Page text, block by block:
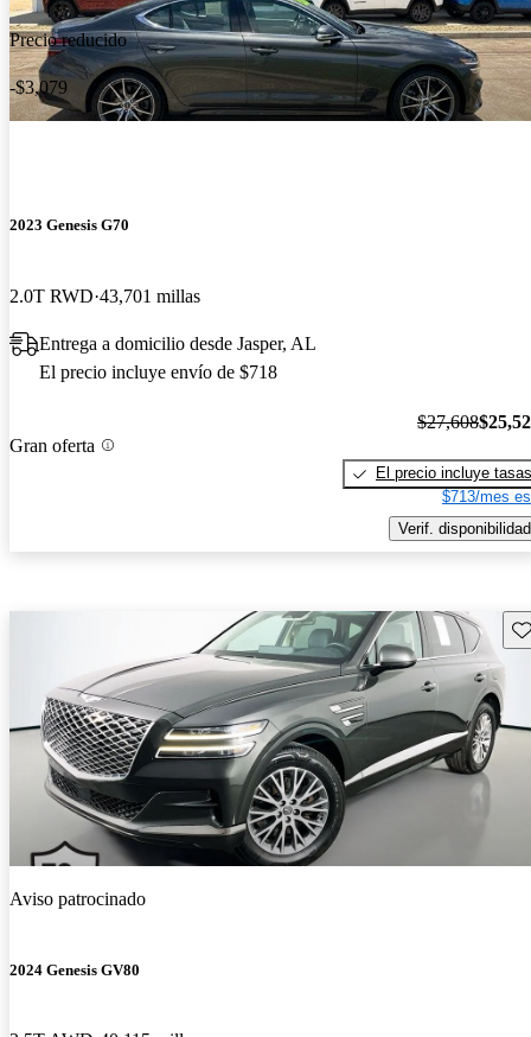
Precio reducido
-$3,079
2023 Genesis G70
2.0T RWD 43,701 millas
Entrega a domicilio desde Jasper, AL
El precio incluye envío de $718
Gran oferta
$27,608
El precio incluye tasas
$713/mes
Verif. disponibilidad
Aviso patrocinado
2024 Genesis GV80